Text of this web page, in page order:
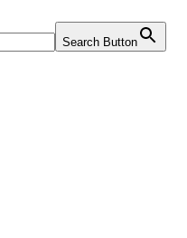
Search Button